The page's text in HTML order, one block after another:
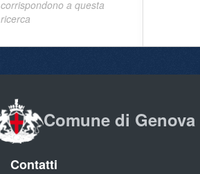
corrispondono a questa
ricerca
Comune di Genova
Contatti